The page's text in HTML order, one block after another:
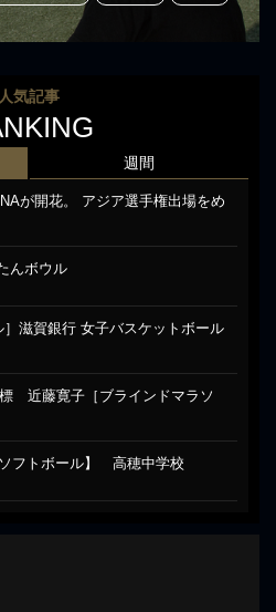
人気記事
が開花。 アジア選手権出場をめ
んボウル
］滋賀銀行 女子バスケットボール
近藤寛子［ブラインドマラソ
フトボール】 高穂中学校
週間